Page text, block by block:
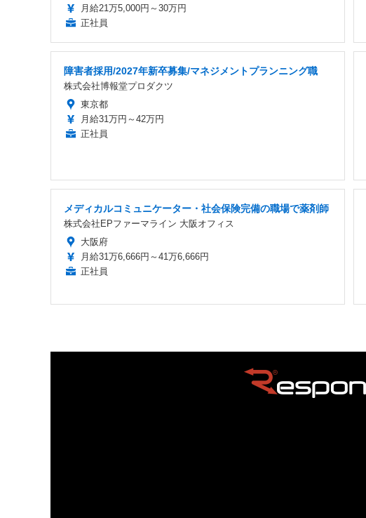
月給21万5,000円～30万円
正社員
障害者採用/2027年新卒募集/マネジメントプランニング職
株式会社博報堂プロダクツ
東京都
月給31万円～42万円
正社員
メディカルコミュニケーター・社会保険完備の職場で薬剤師
株式会社EPファーマライン 大阪オフィス
大阪府
月給31万6,666円～41万6,666円
正社員